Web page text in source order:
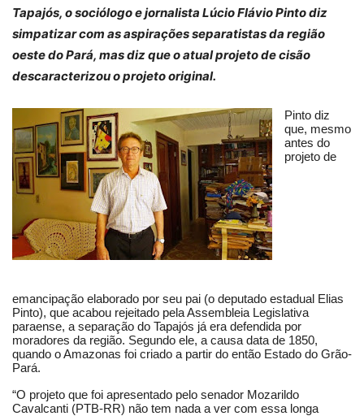
Tapajós, o sociólogo e jornalista Lúcio Flávio Pinto diz
simpatizar com as aspirações separatistas da região
oeste do Pará, mas diz que o atual projeto de cisão
descaracterizou o projeto original.
Pinto diz
que, mesmo
antes do
projeto de
emancipação elaborado por seu pai (o deputado estadual Elias
Pinto), que acabou rejeitado pela Assembleia Legislativa
paraense, a separação do Tapajós já era defendida por
moradores da região. Segundo ele, a causa data de 1850,
quando o Amazonas foi criado a partir do então Estado do Grão-
Pará.
“O projeto que foi apresentado pelo senador Mozarildo
Cavalcanti (PTB-RR) não tem nada a ver com essa longa